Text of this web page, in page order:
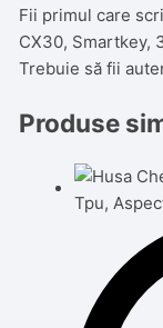
Fii primul care
CX30, Smartkey,
Trebuie să fii
Produse